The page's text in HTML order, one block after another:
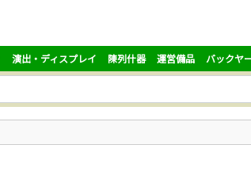
演出・ディスプレイ 陳列什器 運営備品 バックヤ